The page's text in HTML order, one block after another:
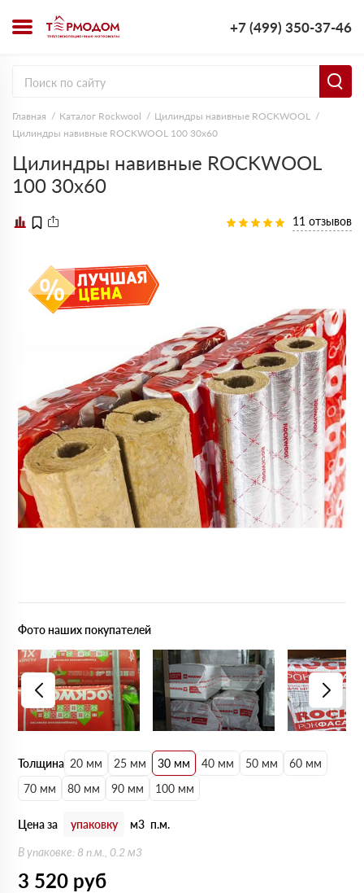
+7 (499) 350-37-46
Главная Каталог Rockwool
Цилиндры навивные ROCKWOOL
Цилиндры навивные ROCKWOOL 100 30х60
Цилиндры навивные ROCKWOOL
100 30х60
11 отзывов
Толщина 20 мм 25 мм 30 мм 40 мм 50 мм
60 мм
70 мм
80 мм 90 мм 100 мм
Цена за упаковку м3 п.м.
В упаковке: 8 п.м., 0.2 м3
3 520 руб
Фото наших покупателей